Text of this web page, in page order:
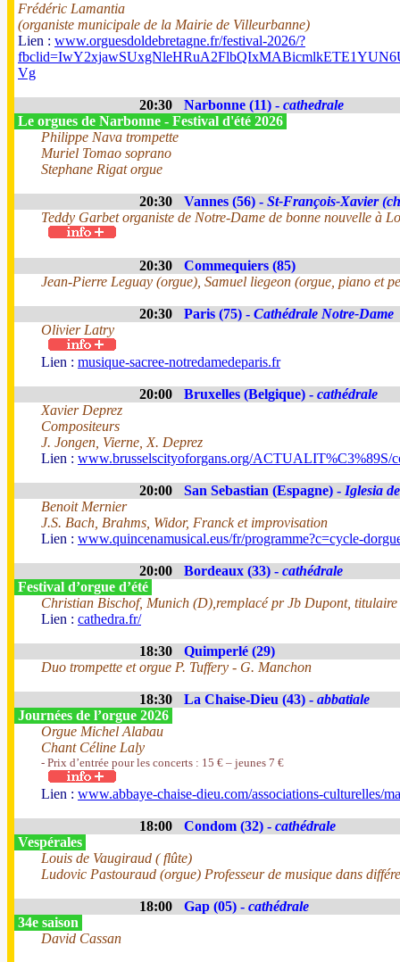
Frédéric Lamantia
(organiste municipale de la Mairie de Villeurbanne)
Lien : www.orguesdoldebretagne.fr/festival-2026/?
Vg
20:30 Narbonne (11) - cathedrale
Le orgues de Narbonne - Festival d'été 2026
Philippe Nava trompette
Muriel Tomao soprano
Stephane Rigat orgue
20:30 Vannes (56) - St-François-Xavier
Teddy Garbet organiste de Notre-Dame de bonne nouvelle à
20:30
Commequiers (85)
Jean-Pierre Leguay (orgue), Samuel liegeon (orgue, piano et
20:30 Paris (75) - Cathédrale Notre-Dame
Olivier Latry
Lien : musique-sacree-notredamedeparis.fr
20:00 Bruxelles (Belgique) - cathédrale
Xavier Deprez
Compositeurs
J. Jongen, Vierne, X. Deprez
Lien : www.brusselscityoforgans.org/ACTUALIT%C3%89S/
20:00 San Sebastian (Espagne) - Iglesia
Benoit Mernier
J.S. Bach, Brahms, Widor, Franck et improvisation
Lien : www.quincenamusical.eus/fr/programme?c=cycle-
20:00 Bordeaux (33) - cathédrale
Festival d’orgue d’été
Christian Bischof, Munich (D),remplacé pr Jb Dupont, titulaire
Lien : cathedra.fr/
18:30
Quimperlé (29)
Duo trompette et orgue P. Tuffery - G. Manchon
18:30 La Chaise-Dieu (43) - abbatiale
Journées de l’orgue 2026
Orgue Michel Alabau
Chant Céline Laly
- Prix d’entrée pour les concerts : 15 € – jeunes 7 €
Lien : www.abbaye-chaise-dieu.com/associations-culturelles/
18:00 Condom (32) - cathédrale
Vespérales
Louis de Vaugiraud ( flûte)
Ludovic Pastouraud (orgue) Professeur de musique dans
18:00 Gap (05) - cathédrale
34e saison
David Cassan